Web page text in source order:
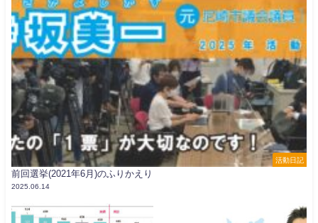
活動日記
前回選挙(2021年6月)のふりかえり
2025.06.14